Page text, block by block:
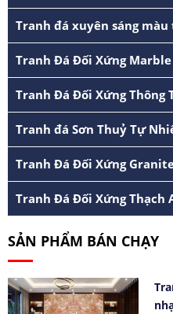
Tranh đá xuyên sáng màu
Tranh Đá Đối Xứng Marble
Tranh Đá Đối Xứng Thông
Tranh đá Sơn Thuỷ Tự
Tranh Đá Đối Xứng
Tranh Đá Đối Xứng Thạch
SẢN PHẨM BÁN CHẠY